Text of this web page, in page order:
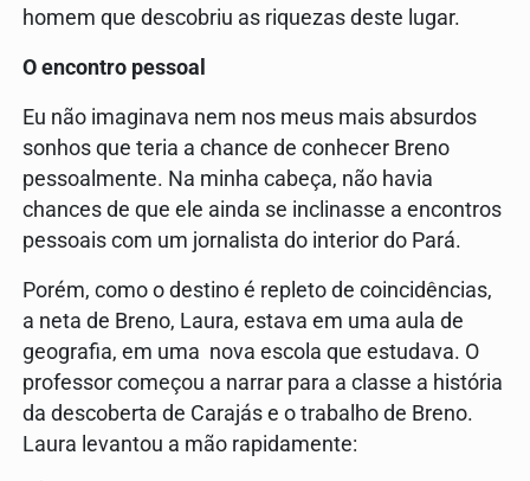
homem que descobriu as riquezas deste lugar.
O encontro pessoal
Eu não imaginava nem nos meus mais absurdos
sonhos que teria a chance de conhecer Breno
pessoalmente. Na minha cabeça, não havia
chances de que ele ainda se inclinasse a encontros
pessoais com um jornalista do interior do Pará.
Porém, como o destino é repleto de coincidências,
a neta de Breno, Laura, estava em uma aula de
geografia, em uma nova escola que estudava. O
professor começou a narrar para a classe a história
da descoberta de Carajás e o trabalho de Breno.
Laura levantou a mão rapidamente: